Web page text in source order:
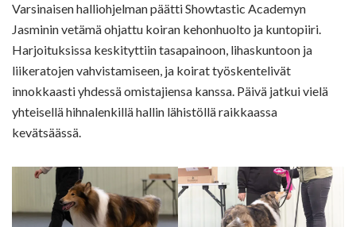
Varsinaisen halliohjelman päätti Showtastic Academyn
Jasminin vetämä ohjattu koiran kehonhuolto ja kuntopiiri.
Harjoituksissa keskityttiin tasapainoon, lihaskuntoon ja
liikeratojen vahvistamiseen, ja koirat työskentelivät
innokkaasti yhdessä omistajiensa kanssa. Päivä jatkui vielä
yhteisellä hihnalenkillä hallin lähistöllä raikkaassa
kevätsäässä.